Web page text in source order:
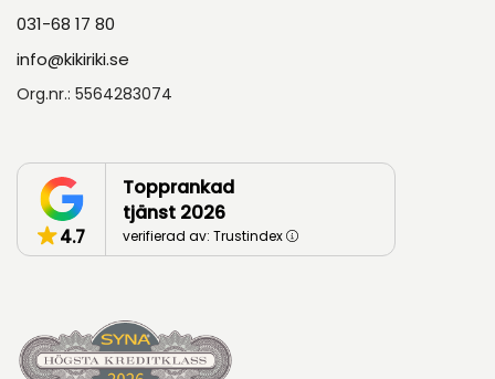
031-68 17 80
info@kikiriki.se
Org.nr.: 5564283074
4.7
Topprankad
tjänst 2026
verifierad av: Trustindex